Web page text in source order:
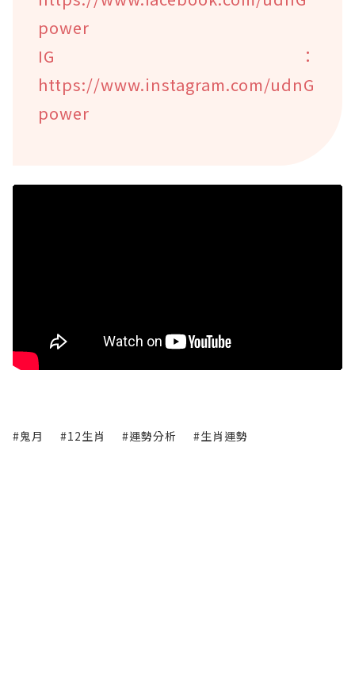
power
IG：
https://www.instagram.com/udnG
power
#鬼月 #12生肖 #運勢分析 #生肖運勢